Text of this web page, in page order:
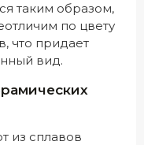
таким образом,
по цвету
что придает
вид.
из сплавов